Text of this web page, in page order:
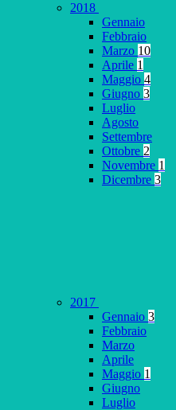
2018
Gennaio
Febbraio
Marzo 10
Aprile 1
Maggio 4
Giugno 3
Luglio
Agosto
Settembre
Ottobre 2
Novembre 1
Dicembre 3
2017
Gennaio 3
Febbraio
Marzo
Aprile
Maggio 1
Giugno
Luglio